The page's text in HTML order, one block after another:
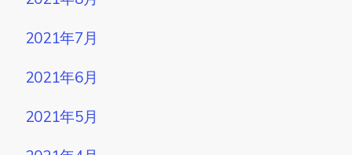
2021年7月
2021年6月
2021年5月